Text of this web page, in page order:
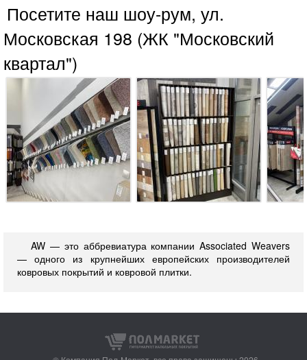
Посетите наш шоу-рум, ул.
Московская 198 (ЖК "Московский
квартал")
AW — это аббревиатура компании Associated Weavers
— одного из крупнейших европейских производителей
ковровых покрытий и ковровой плитки.